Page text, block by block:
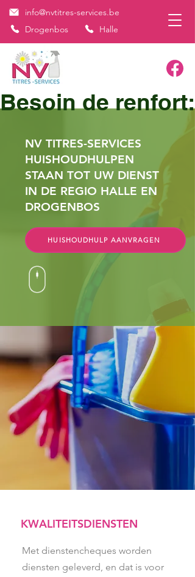
info@nvtitres-services.be
Drogenbos
Halle
Besoin de
NV TITRES-SERVICES
HUISHOUDHULPEN
STAAN TOT UW DIENST
IN DE REGIO HALLE EN
DROGENBOS
HUISHOUDHULP AANVRAGEN
KWALITEITSDIENSTEN
Met dienstencheques worden
diensten geleverd, en dat is voor